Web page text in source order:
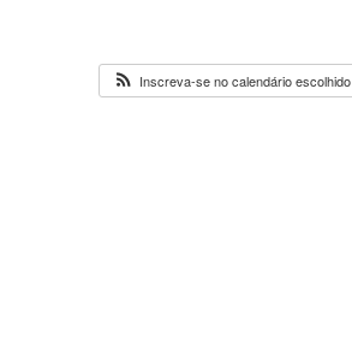
Inscreva-se no calendário escolhido